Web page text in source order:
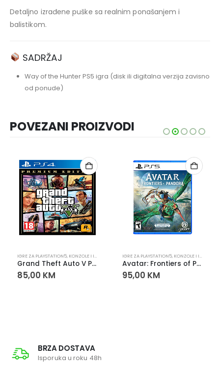
Detaljno izrađene puške sa realnim ponašanjem i
balistikom.
SADRŽAJ
Way of the Hunter PS5 igra (disk ili digitalna verzija zavisno
od ponude)
POVEZANI PROIZVODI
PLAYSTATIONIGRE ZA PLAYSTATION5, KONZOLE I IGRE PLAYSTATION
Grand Theft Auto V PS5 – Igra za PlayStation 5
85,00 KM
IGRE ZA PLAYSTATION5, KONZOLE I IGRE
Avatar: Frontiers of Pandora za PlayStation 5 (PS5)
95,00 KM
BRZA DOSTAVA
Isporuka u roku 48h